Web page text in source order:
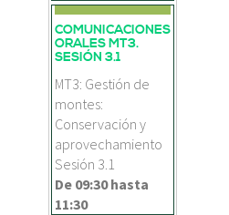
COMUNICACIONES
ORALES MT3.
SESIÓN 3.1
MT3: Gestión de
montes:
Conservación y
aprovechamiento
Sesión 3.1
De 09:30hasta
11:30